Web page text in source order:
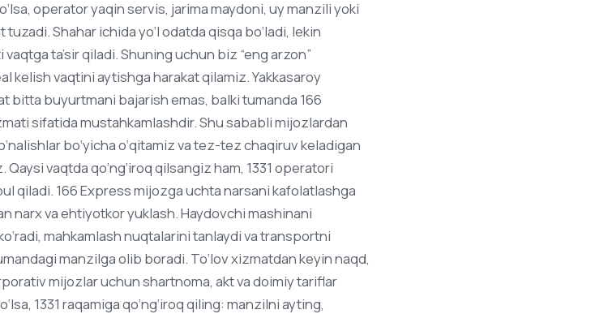
operator yaqin servis, jarima maydoni, uy manzili yoki
Shahar ichida yo‘l odatda qisqa bo‘ladi, lekin
ta’sir qiladi. Shuning uchun biz “eng arzon”
kelish vaqtini aytishga harakat qilamiz. Yakkasaroy
bitta buyurtmani bajarish emas, balki tumanda 166
sifatida mustahkamlashdir. Shu sababli mijozlardan
bo‘yicha o‘qitamiz va tez-tez chaqiruv keladigan
vaqtda qo‘ng‘iroq qilsangiz ham, 1331 operatori
qiladi. 166 Express mijozga uchta narsani kafolatlashga
narx va ehtiyotkor yuklash. Haydovchi mashinani
mahkamlash nuqtalarini tanlaydi va transportni
manzilga olib boradi. To‘lov xizmatdan keyin naqd,
mijozlar uchun shartnoma, akt va doimiy tariflar
1331 raqamiga qo‘ng‘iroq qiling: manzilni ayting,